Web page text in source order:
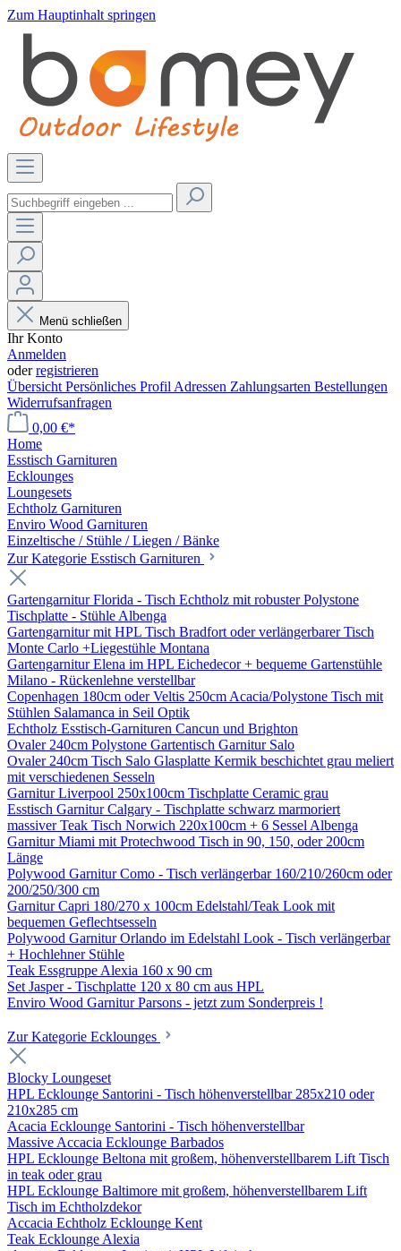
Zum Hauptinhalt springen
Menü schließen
Ihr Konto
Anmelden
oderregistrieren
Übersicht Persönliches Profil Adressen Zahlungsarten Bestellungen
Widerrufsanfragen
0,00 €*
Home
Esstisch Garnituren
Ecklounges
Loungesets
Echtholz Garnituren
Enviro Wood Garnituren
Einzeltische / Stühle / Liegen / Bänke
Zur Kategorie Esstisch Garnituren
Gartengarnitur Florida - Tisch Echtholz mit robuster Polystone
Tischplatte - Stühle Albenga
Gartengarnitur mit HPL Tisch Bradfort oder verlängerbarer Tisch
Monte Carlo +Liegestühle Montana
Gartengarnitur Elena im HPL Eichedecor + bequeme Gartenstühle
Milano - Rückenlehne verstellbar
Copenhagen 180cm oder Veltis 250cm Acacia/Polystone Tisch mit
Stühlen Salamanca in Seil Optik
Echtholz Esstisch-Garnituren Cancun und Brighton
Ovaler 240cm Polystone Gartentisch Garnitur Salo
Ovaler 240cm Tisch Salo Glasplatte Kermik beschichtet grau meliert
mit verschiedenen Sesseln
Garnitur Liverpool 250x100cm Tischplatte Ceramic grau
Esstisch Garnitur Calgary - Tischplatte schwarz marmoriert
massiver Teak Tisch Norwich 220x100cm + 6 Sessel Albenga
Garnitur Miami mit Protechwood Tisch in 90, 150, oder 200cm
Länge
Polywood Garnitur Como - Tisch verlängerbar 160/210/260cm oder
200/250/300 cm
Garnitur Capri 180/270 x 100cm Edelstahl/Teak Look mit
bequemen Geflechtsesseln
Polywood Garnitur Orlando im Edelstahl Look - Tisch verlängerbar
+ Hochlehner Stühle
Teak Essgruppe Alexia 160 x 90 cm
Set Jasper - Tischplatte 120 x 80 cm aus HPL
Enviro Wood Garnitur Parsons - jetzt zum Sonderpreis !
Zur Kategorie Ecklounges
Blocky Loungeset
HPL Ecklounge Santorini - Tisch höhenverstellbar 285x210 oder
210x285 cm
Acacia Ecklounge Santorini - Tisch höhenverstellbar
Massive Accacia Ecklounge Barbados
HPL Ecklounge Beltona mit großem, höhenverstellbarem Lift Tisch
in teak oder grau
HPL Ecklounge Baltimore mit großem, höhenverstellbarem Lift
Tisch im Echtholzdekor
Accacia Echtholz Ecklounge Kent
Teak Ecklounge Alexia